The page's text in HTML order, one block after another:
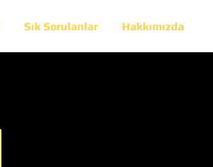
Sık Sorulanlar Hakkımızda